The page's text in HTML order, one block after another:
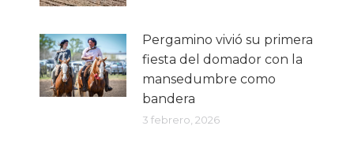
Pergamino vivió su primera
fiesta del domador con la
mansedumbre como
bandera
3 febrero, 2026